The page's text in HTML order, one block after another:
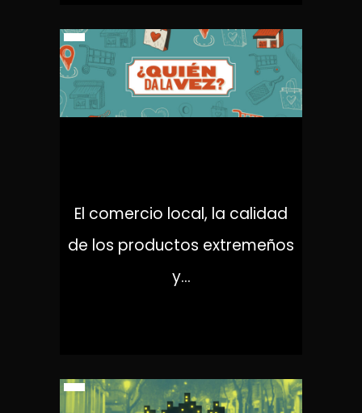
El comercio local, la calidad
de los productos extremeños
y...